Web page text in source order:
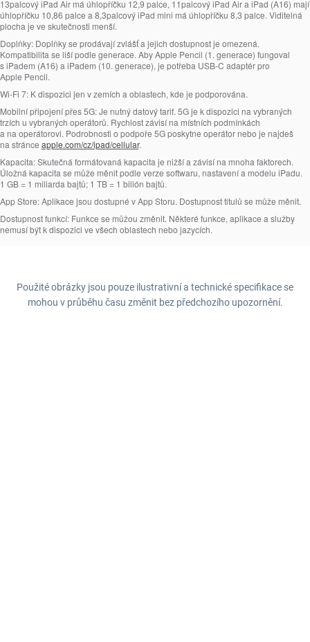
13palcový iPad Air má úhlopříčku 12,9 palce, 11palcový iPad Air a iPad (A16) mají
úhlopříčku 10,86 palce a 8,3palcový iPad mini má úhlopříčku 8,3 palce. Viditelná
plocha je ve skutečnosti menší.
Doplňky:Doplňky se prodávají zvlášť a jejich dostupnost je omezená.
Kompatibilita se liší podle generace. Aby Apple Pencil (1. generace) fungoval
s iPadem (A16) a iPadem (10. generace), je potřeba USB‑C adaptér pro
Apple Pencil.
Wi‑Fi 7:K dispozici jen v zemích a oblastech, kde je podporována.
Mobilní připojení přes 5G:Je nutný datový tarif. 5G je k dispozici na vybraných
trzích u vybraných operátorů. Rychlost závisí na místních podmínkách
a na operátorovi. Podrobnosti o podpoře 5G poskytne operátor nebo je najdeš
na stránce apple.com/cz/ipad/cellular.
Kapacita:Skutečná formátovaná kapacita je nižší a závisí na mnoha faktorech.
Úložná kapacita se může měnit podle verze softwaru, nastavení a modelu iPadu.
1 GB = 1 miliarda bajtů; 1 TB = 1 bilión bajtů.
App Store:Aplikace jsou dostupné v App Storu. Dostupnost titulů se může měnit.
Dostupnost funkcí:Funkce se můžou změnit. Některé funkce, aplikace a služby
nemusí být k dispozici ve všech oblastech nebo jazycích.
Použité obrázky jsou pouze ilustrativní a technické specifikace se
mohou v průběhu času změnit bez předchozího upozornění.